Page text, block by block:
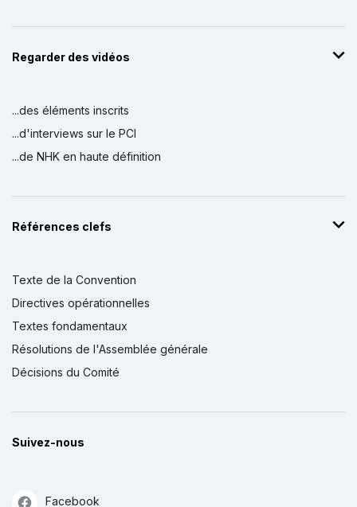
Regarder des vidéos
...des éléments inscrits
...d'interviews sur le PCI
...de NHK en haute définition
Références clefs
Texte de la Convention
Directives opérationnelles
Textes fondamentaux
Résolutions de l'Assemblée générale
Décisions du Comité
Suivez-nous
Facebook